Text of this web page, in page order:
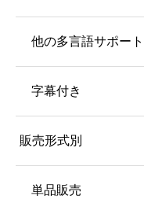
他の多言語サポート
字幕付き
販売形式別
単品販売